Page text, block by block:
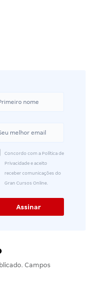
Concordo com a Política de
Privacidade e aceito
receber comunicações do
Gran Cursos Online.
Campos